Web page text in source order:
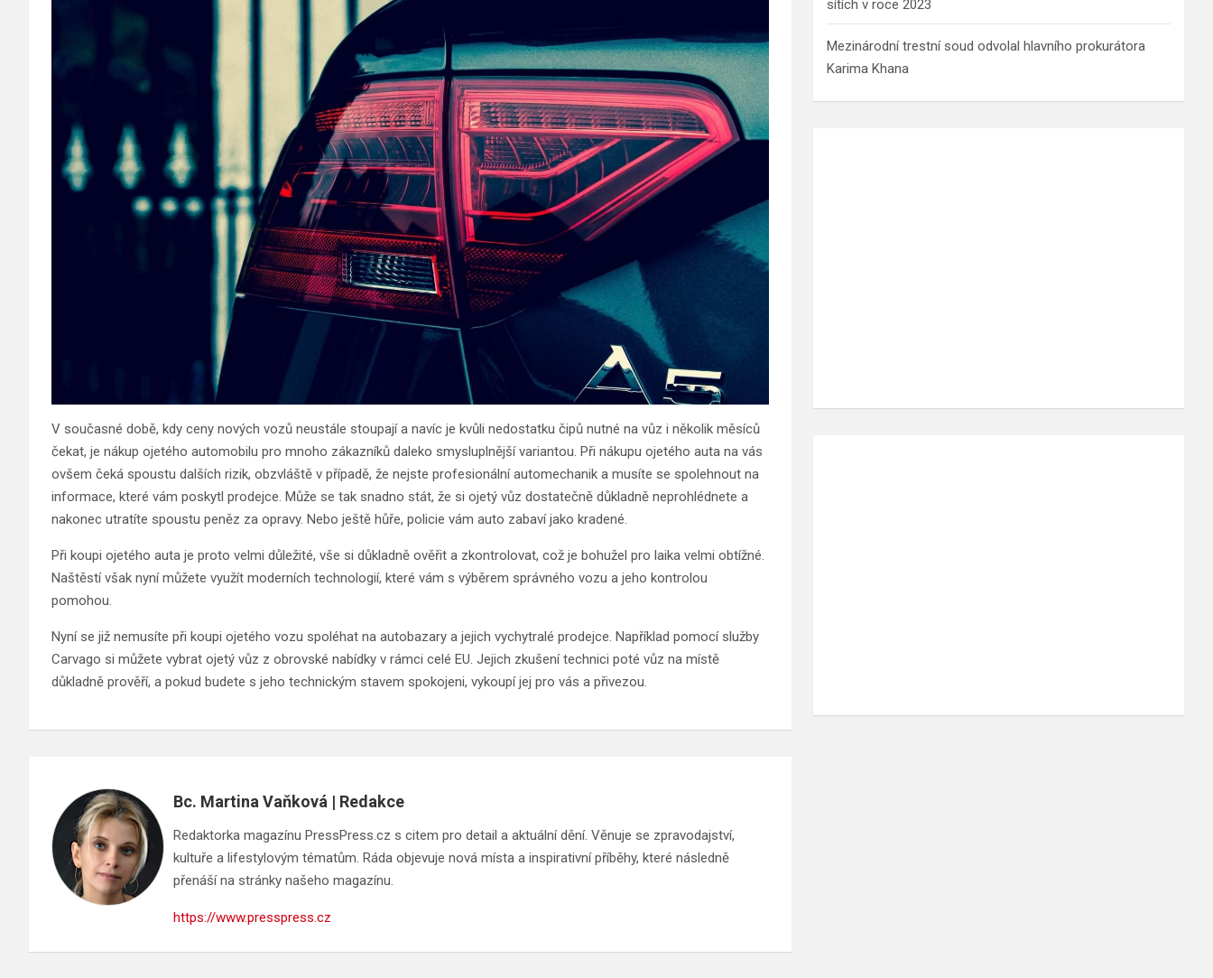
V současné době, kdy ceny nových vozů neustále stoupají a navíc je kvůli nedostatku čipů nutné na vůz i několik měsíců
čekat, je nákup ojetého automobilu pro mnoho zákazníků daleko smysluplnější variantou. Při nákupu ojetého auta na vás
ovšem čeká spoustu dalších rizik, obzvláště v případě, že nejste profesionální automechanik a musíte se spolehnout na
informace, které vám poskytl prodejce. Může se tak snadno stát, že si ojetý vůz dostatečně důkladně neprohlédnete a
nakonec utratíte spoustu peněz za opravy. Nebo ještě hůře, policie vám auto zabaví jako kradené.
Při koupi ojetého auta je proto velmi důležité, vše si důkladně ověřit a zkontrolovat, což je bohužel pro laika velmi obtížné.
Naštěstí však nyní můžete využít moderních technologií, které vám s výběrem správného vozu a jeho kontrolou
pomohou.
Nyní se již nemusíte při koupi ojetého vozu spoléhat na autobazary a jejich vychytralé prodejce. Například pomocí služby
Carvago si můžete vybrat ojetý vůz z obrovské nabídky v rámci celé EU. Jejich zkušení technici poté vůz na místě
důkladně prověří, a pokud budete s jeho technickým stavem spokojeni, vykoupí jej pro vás a přivezou.
Bc. Martina Vaňková | Redakce
Redaktorka magazínu PressPress.cz s citem pro detail a aktuální dění. Věnuje se zpravodajství,
kultuře a lifestylovým tématům. Ráda objevuje nová místa a inspirativní příběhy, které následně
přenáší na stránky našeho magazínu.
https://www.presspress.cz
sítích v roce 2023
Mezinárodní trestní soud odvolal hlavního prokurátora
Karima Khana